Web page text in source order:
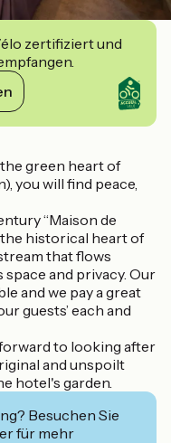
zertifiziert und
the green heart of
you will find peace,
“Maison de
the historical heart of
that flows
and privacy. Our
and we pay a great
guests’ each and
forward to looking after
and unspoilt
hotel's garden.
Besuchen Sie
für mehr